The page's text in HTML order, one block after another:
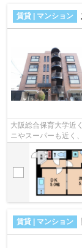
賃貸 | マンション
大阪総合保育大学近く
ニやスーパーも近く
賃貸 | マンション